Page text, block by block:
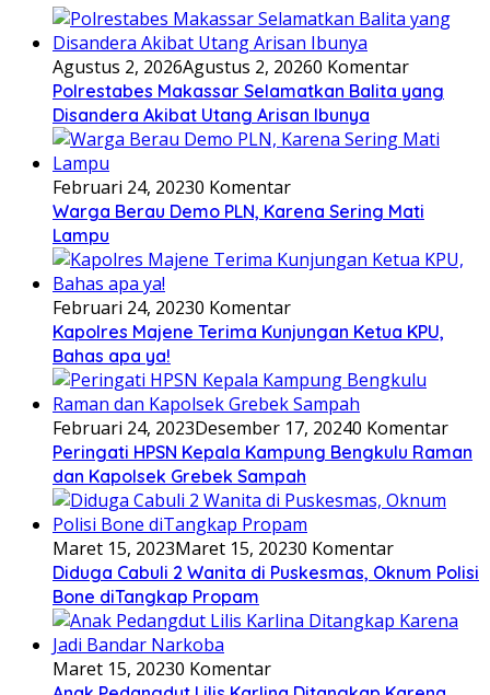
Agustus 2, 2026Agustus 2, 20260 Komentar
Polrestabes Makassar Selamatkan Balita yang
Disandera Akibat Utang Arisan Ibunya
Februari 24, 20230 Komentar
Warga Berau Demo PLN, Karena Sering Mati
Lampu
Februari 24, 20230 Komentar
Kapolres Majene Terima Kunjungan Ketua KPU,
Bahas apa ya!
Februari 24, 2023Desember 17, 20240 Komentar
Peringati HPSN Kepala Kampung Bengkulu Raman
dan Kapolsek Grebek Sampah
Maret 15, 2023Maret 15, 20230 Komentar
Diduga Cabuli 2 Wanita di Puskesmas, Oknum Polisi
Bone diTangkap Propam
Maret 15, 20230 Komentar